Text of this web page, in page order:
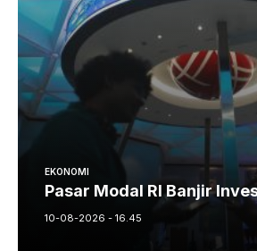
EKONOMI
Pasar Modal RI Banjir
10-08-2026 - 16.45